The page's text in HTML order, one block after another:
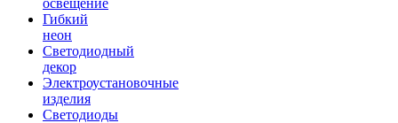
освещение
Гибкий
неон
Светодиодный
декор
Электроустановочные
изделия
Светодиоды